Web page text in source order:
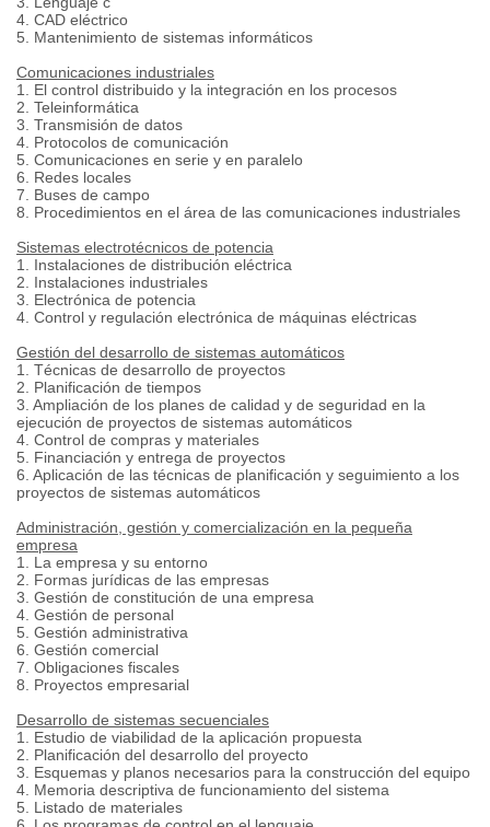
4. CAD eléctrico
5. Mantenimiento de sistemas informáticos
Comunicaciones industriales
1. El control distribuido y la integración en los procesos
2. Teleinformática
3. Transmisión de datos
4. Protocolos de comunicación
5. Comunicaciones en serie y en paralelo
6. Redes locales
7. Buses de campo
8. Procedimientos en el área de las comunicaciones industriales
Sistemas electrotécnicos de potencia
1. Instalaciones de distribución eléctrica
2. Instalaciones industriales
3. Electrónica de potencia
4. Control y regulación electrónica de máquinas eléctricas
Gestión del desarrollo de sistemas automáticos
1. Técnicas de desarrollo de proyectos
2. Planificación de tiempos
3. Ampliación de los planes de calidad y de seguridad en la
ejecución de proyectos de sistemas automáticos
4. Control de compras y materiales
5. Financiación y entrega de proyectos
6. Aplicación de las técnicas de planificación y seguimiento a los
proyectos de sistemas automáticos
Administración, gestión y comercialización en la pequeña
empresa
1. La empresa y su entorno
2. Formas jurídicas de las empresas
3. Gestión de constitución de una empresa
4. Gestión de personal
5. Gestión administrativa
6. Gestión comercial
7. Obligaciones fiscales
8. Proyectos empresarial
Desarrollo de sistemas secuenciales
1. Estudio de viabilidad de la aplicación propuesta
2. Planificación del desarrollo del proyecto
3. Esquemas y planos necesarios para la construcción del equipo
4. Memoria descriptiva de funcionamiento del sistema
5. Listado de materiales